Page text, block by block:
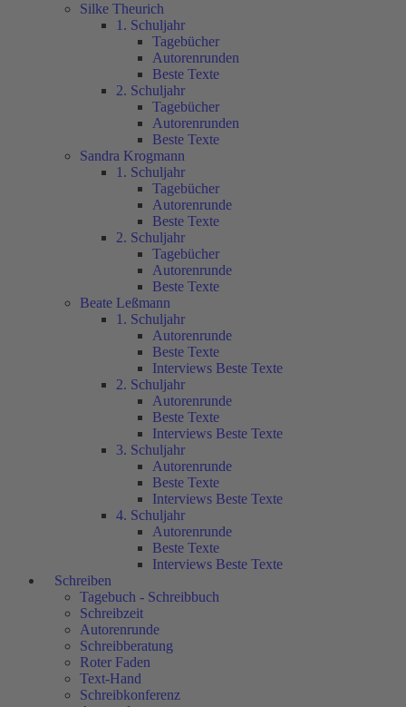
Silke Theurich
1. Schuljahr
Tagebücher
Autorenrunden
Beste Texte
2. Schuljahr
Tagebücher
Autorenrunden
Beste Texte
Sandra Krogmann
1. Schuljahr
Tagebücher
Autorenrunde
Beste Texte
2. Schuljahr
Tagebücher
Autorenrunde
Beste Texte
Beate Leßmann
1. Schuljahr
Autorenrunde
Beste Texte
Interviews Beste Texte
2. Schuljahr
Autorenrunde
Beste Texte
Interviews Beste Texte
3. Schuljahr
Autorenrunde
Beste Texte
Interviews Beste Texte
4. Schuljahr
Autorenrunde
Beste Texte
Interviews Beste Texte
Schreiben
Tagebuch - Schreibbuch
Schreibzeit
Autorenrunde
Schreibberatung
Roter Faden
Text-Hand
Schreibkonferenz